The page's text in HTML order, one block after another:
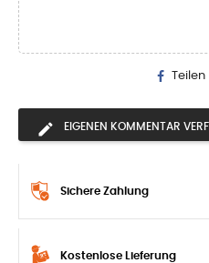
Teilen
EIGENEN KOMMENTAR
Sichere Zahlung
Kostenlose Lieferung